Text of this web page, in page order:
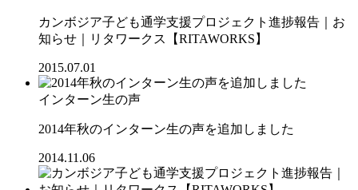
カンボジア子ども通学支援プロジェクト進捗報告｜お
知らせ｜リタワークス【RITAWORKS】
2015.07.01
インターン生の声
2014年秋のインターン生の声を追加しました
2014.11.06